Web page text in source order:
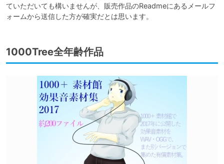
ていただいても構いませんが、販売作品のReadmeにあるメールフ
ォームから送信した方が確実だとは思います。
1000Tree全年齢作品